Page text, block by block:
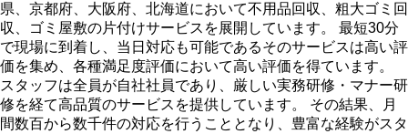
県、京都府、大阪府、北海道において不用品回収、粗大ゴミ回
収、ゴミ屋敷の片付けサービスを展開しています。 最短30分
で現場に到着し、当日対応も可能であるそのサービスは高い評
価を集め、各種満足度評価において高い評価を得ています。
スタッフは全員が自社社員であり、厳しい実務研修・マナー研
修を経て高品質のサービスを提供しています。 その結果、月
間数百から数千件の対応を行うこととなり、豊富な経験がスタ